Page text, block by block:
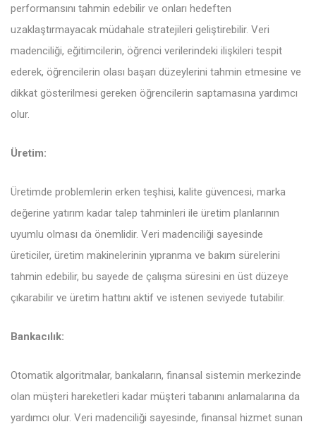
performansını tahmin edebilir ve onları hedeften
uzaklaştırmayacak müdahale stratejileri geliştirebilir. Veri
madenciliği, eğitimcilerin, öğrenci verilerindeki ilişkileri tespit
ederek, öğrencilerin olası başarı düzeylerini tahmin etmesine ve
dikkat gösterilmesi gereken öğrencilerin saptamasına yardımcı
olur.
Üretim:
Üretimde problemlerin erken teşhisi, kalite güvencesi, marka
değerine yatırım kadar talep tahminleri ile üretim planlarının
uyumlu olması da önemlidir. Veri madenciliği sayesinde
üreticiler, üretim makinelerinin yıpranma ve bakım sürelerini
tahmin edebilir, bu sayede de çalışma süresini en üst düzeye
çıkarabilir ve üretim hattını aktif ve istenen seviyede tutabilir.
Bankacılık:
Otomatik algoritmalar, bankaların, finansal sistemin merkezinde
olan müşteri hareketleri kadar müşteri tabanını anlamalarına da
yardımcı olur. Veri madenciliği sayesinde, finansal hizmet sunan